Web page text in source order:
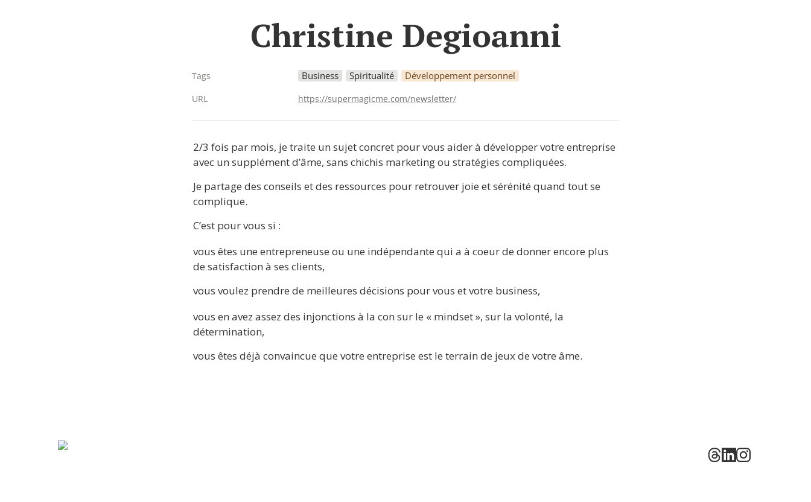
Christine Degioanni
Tags Business Spiritualité Développement personnel
URL https://supermagicme.com/newsletter/
2/3 fois par mois, je traite un sujet concret pour vous aider à développer votre entreprise
avec un supplément d’âme, sans chichis marketing ou stratégies compliquées.
Je partage des conseils et des ressources pour retrouver joie et sérénité quand tout se
complique.
C’est pour vous si :
vous êtes une entrepreneuse ou une indépendante qui a à coeur de donner encore plus
de satisfaction à ses clients,
vous voulez prendre de meilleures décisions pour vous et votre business,
vous en avez assez des injonctions à la con sur le « mindset », sur la volonté, la
détermination,
vous êtes déjà convaincue que votre entreprise est le terrain de jeux de votre âme.